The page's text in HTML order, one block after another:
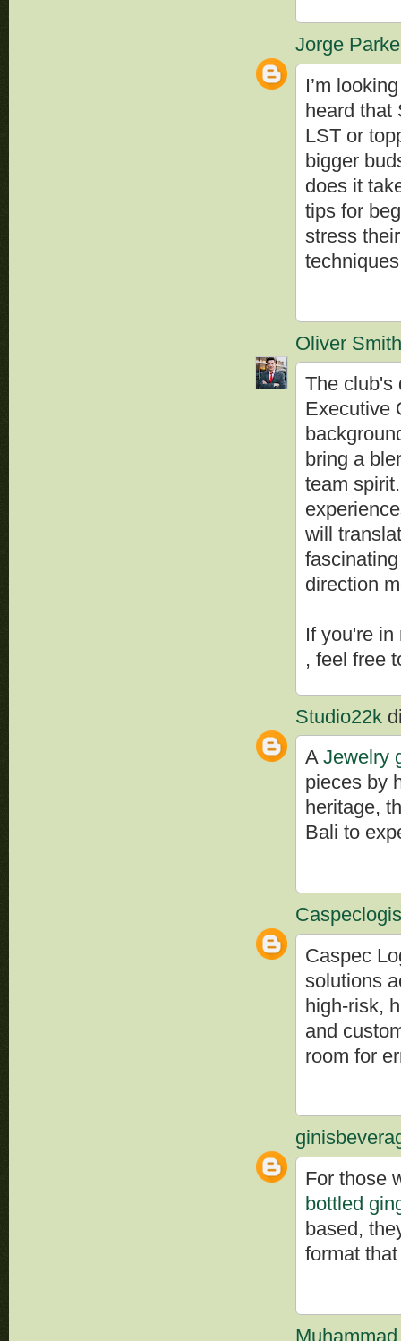
Jorge
I’m
heard that
LST or
bigger
does it
tips for
stress
Oliver
The club's
Executive
bring a
team
will
direction
If you're
, feel free
Studio22k
AJewelry
pieces by
heritage,
Bali to
Caspec
solutions
high-risk,
and
room for
For those
bottled
based,
format
Muhammad